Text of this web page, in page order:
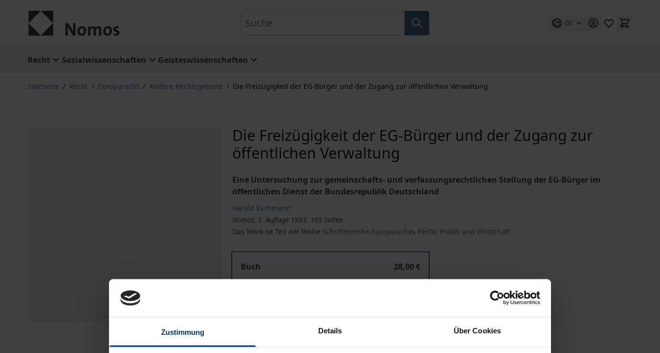
Zustimmung Details Über Cookies
DE
Recht Sozialwissenschaften Geisteswissenschaften
Startseite / Recht / Europarecht / Andere Rechtsgebiete / Die Freizügigkeit der EG-Bürger und der Zugang zur öffentlichen Verwaltung
Die Freizügigkeit der EG-Bürger und der Zugang zur
öffentlichen Verwaltung
Eine Untersuchung zur gemeinschafts- und verfassungsrechtlichen Stellung der EG-Bürger im
öffentlichen Dienst der Bundesrepublik Deutschland
Harald Eschmann
Nomos, 1. Auflage 1993, 165 Seiten
Das Werk ist Teil der Reihe Schriftenreihe Europäisches Recht, Politik und Wirtschaft
Buch
28,00 €
ISBN 978-3-7890-2800-7